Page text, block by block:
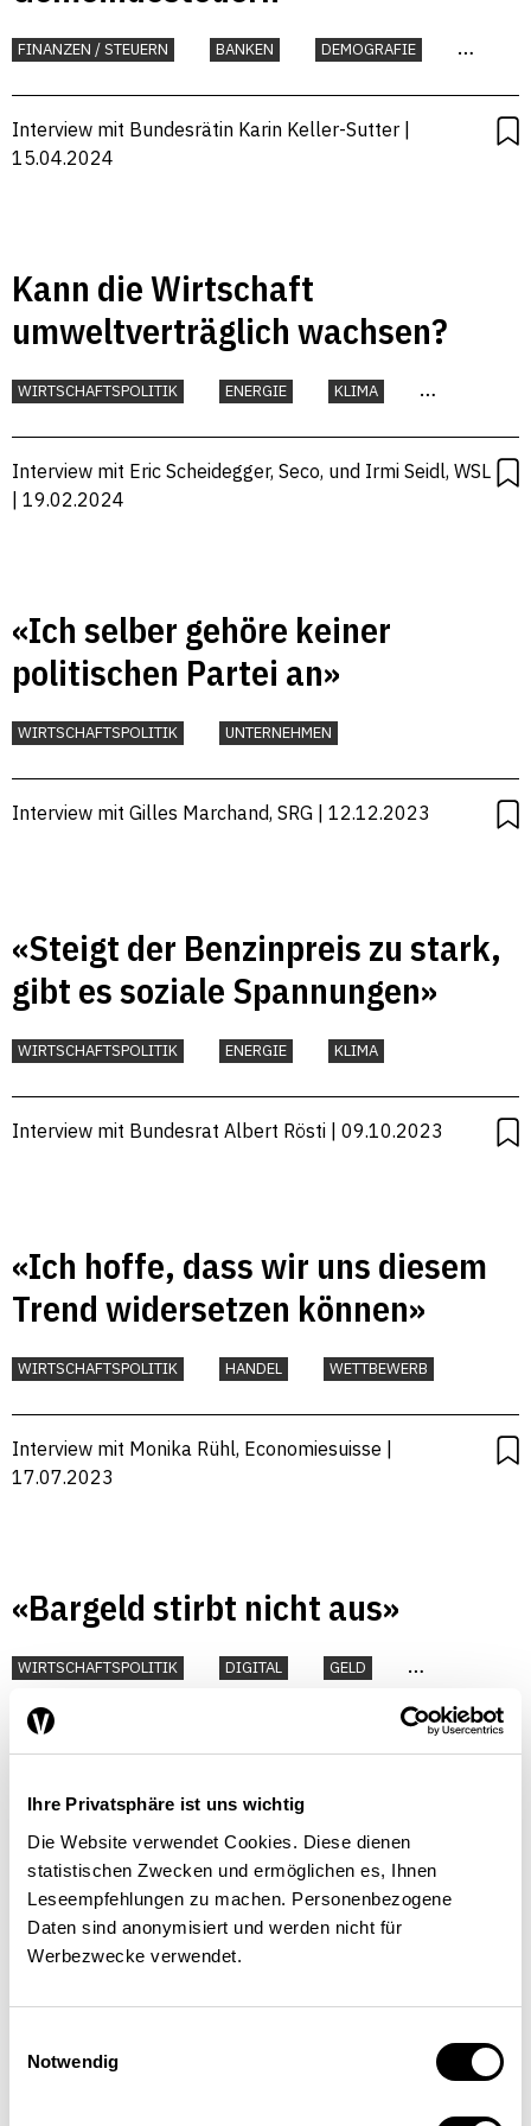
Ihre Privatsphäre ist uns wichtig
Die Website verwendet Cookies. Diese dienen
statistischen Zwecken und ermöglichen es, Ihnen
Leseempfehlungen zu machen. Personenbezogene
Daten sind anonymisiert und werden nicht für
Werbezwecke verwendet.
Notwendig
FINANZEN / STEUERN BANKEN
DEMOGRAFIE
Interview mit Bundesrätin Karin Keller-Sutter |
15.04.2024
Kann die Wirtschaft
umweltverträglich wachsen?
WIRTSCHAFTSPOLITIK ENERGIE
KLIMA
Interview mit Eric Scheidegger, Seco, und Irmi Seidl, WSL
| 19.02.2024
«Ich selber gehöre keiner
politischen Partei an»
WIRTSCHAFTSPOLITIK UNTERNEHMEN
Interview mit Gilles Marchand, SRG | 12.12.2023
«Steigt der Benzinpreis zu stark,
gibt es soziale Spannungen»
WIRTSCHAFTSPOLITIK ENERGIE KLIMA
Interview mit Bundesrat Albert Rösti | 09.10.2023
«Ich hoffe, dass wir uns diesem
Trend widersetzen können»
WIRTSCHAFTSPOLITIK HANDEL WETTBEWERB
Interview mit Monika Rühl, Economiesuisse |
17.07.2023
«Bargeld stirbt nicht aus»
WIRTSCHAFTSPOLITIK DIGITAL
GELD
Interview mit Martin Schlegel, Schweizerische
«Gerichts­ver­hand­lun­­gen sind
kein Box­match»
KANTONE